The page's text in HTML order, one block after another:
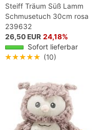
Steiff Träum Süß Lamm
Schmusetuch 30cm rosa
239632
26,50 EUR 24,18%
Sofort lieferbar
★★★★★ (10)